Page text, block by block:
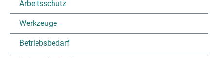
Arbeitsschutz
Werkzeuge
Betriebsbedarf